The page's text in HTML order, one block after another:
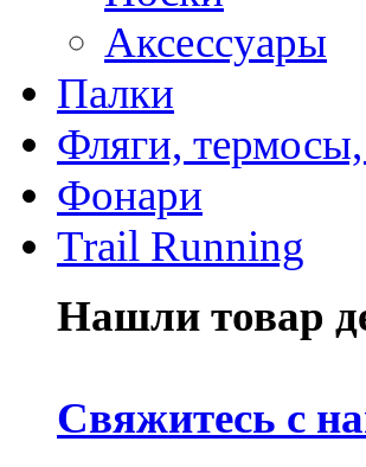
Аксессуары
Палки
Фляги,
Фонари
Trail Running
Нашли товар
Свяжитесь с